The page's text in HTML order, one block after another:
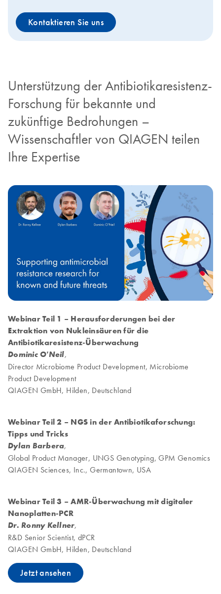
Kontaktieren Sie uns
Unterstützung der Antibiotikaresistenz-
Forschung für bekannte und
zukünftige Bedrohungen –
Wissenschaftler von QIAGEN teilen
Ihre Expertise
Webinar Teil 1 – Herausforderungen bei der
Extraktion von Nukleinsäuren für die
Antibiotikaresistenz-Überwachung
Dominic O'Neil,
Director Microbiome Product Development, Microbiome
Product Development
QIAGEN GmbH, Hilden, Deutschland
Webinar Teil 2 – NGS in der Antibiotikaforschung:
Tipps und Tricks
Dylan Barbera,
Global Product Manager, UNGS Genotyping, GPM Genomics
QIAGEN Sciences, Inc., Germantown, USA
Webinar Teil 3 – AMR-Überwachung mit digitaler
Nanoplatten-PCR
Dr. Ronny Kellner,
R&D Senior Scientist, dPCR
QIAGEN GmbH, Hilden, Deutschland
Jetzt ansehen